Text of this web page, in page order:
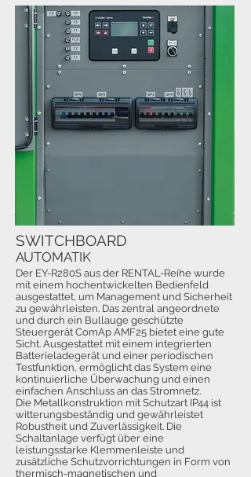
Der EY-R280S aus der RENTAL-Reihe wurde
mit einem hochentwickelten Bedienfeld
ausgestattet, um Management und Sicherheit
zu gewährleisten. Das zentral angeordnete
und durch ein Bullauge geschützte
Steuergerät ComAp AMF25 bietet eine gute
Sicht. Ausgestattet mit einem integrierten
Batterieladegerät und einer periodischen
Testfunktion, ermöglicht das System eine
kontinuierliche Überwachung und einen
einfachen Anschluss an das Stromnetz.
Die Metallkonstruktion mit Schutzart IP44 ist
witterungsbeständig und gewährleistet
Robustheit und Zuverlässigkeit. Die
Schaltanlage verfügt über eine
leistungsstarke Klemmenleiste und
zusätzliche Schutzvorrichtungen in Form von
thermisch-magnetischen und
SWITCHBOARD
AUTOMATIK